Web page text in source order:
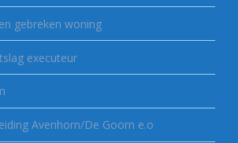
gebreken woning
executeur
Avenhorn/De Goorn e.o